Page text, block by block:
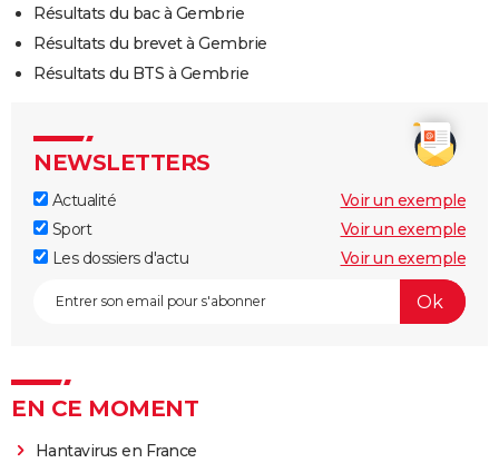
Résultats du bac à Gembrie
Résultats du brevet à Gembrie
Résultats du BTS à Gembrie
NEWSLETTERS
Actualité
Voir un exemple
Sport
Voir un exemple
Les dossiers d'actu
Voir un exemple
EN CE MOMENT
Hantavirus en France